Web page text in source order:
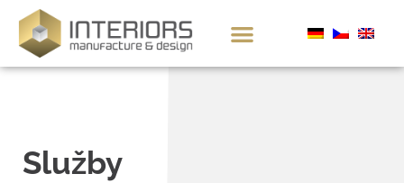
Služby